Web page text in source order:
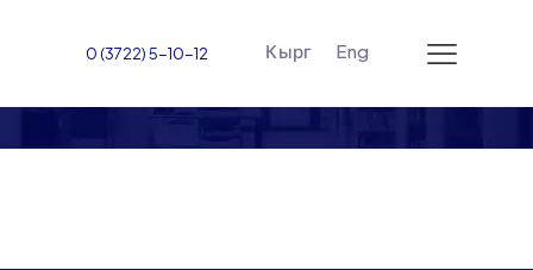
0 (3722) 5-10-12 Кырг Eng
Попечительский совет